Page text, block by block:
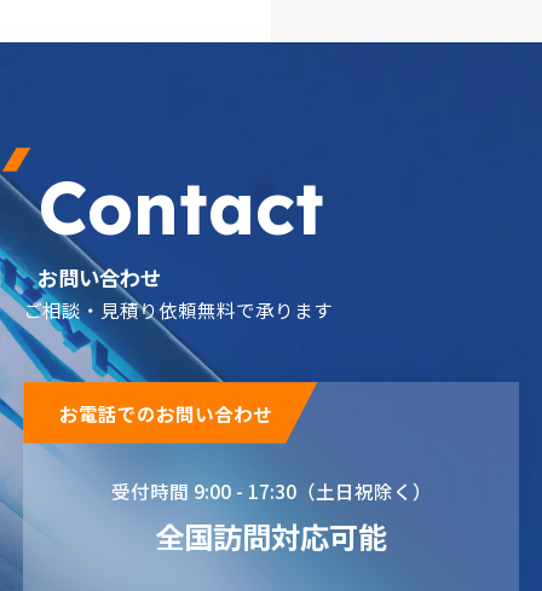
Contact
お問い合わせ
ご相談・見積り依頼無料で承ります
お電話でのお問い合わせ
受付時間 9:00 - 17:30（土日祝除く）
全国訪問対応可能